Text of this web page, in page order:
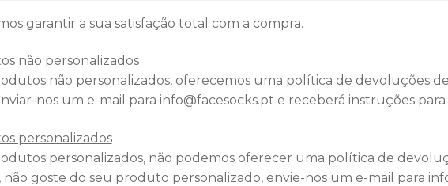
garantir a sua satisfação total com a compra.
não personalizados
não personalizados, oferecemos uma política de devoluções
nos um e-mail para info@facesocks.pt e receberá instruções
personalizados
personalizados, não podemos oferecer uma política de
não goste do seu produto personalizado, envie-nos um e-mail para